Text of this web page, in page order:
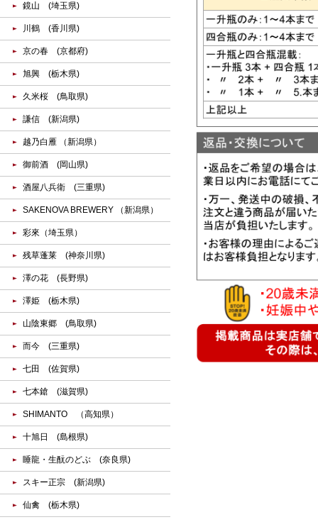
鏡山 (埼玉県)
川鶴 (香川県)
京の春 (京都府)
旭興 (栃木県)
久米桜 (鳥取県)
謙信 (新潟県)
越乃白雁 （新潟県）
御前酒 (岡山県)
酒屋八兵衛 (三重県)
SAKENOVA BREWERY （新潟県）
彩來（埼玉県）
残草蓬莱 (神奈川県)
澤の花 (長野県)
澤姫 (栃木県)
山陰東郷 (鳥取県)
而今 (三重県)
七田 (佐賀県)
七本鎗 (滋賀県)
SHIMANTO （高知県）
十旭日 (島根県)
睡龍・生酛のどぶ (奈良県)
スキー正宗 (新潟県)
仙禽 (栃木県)